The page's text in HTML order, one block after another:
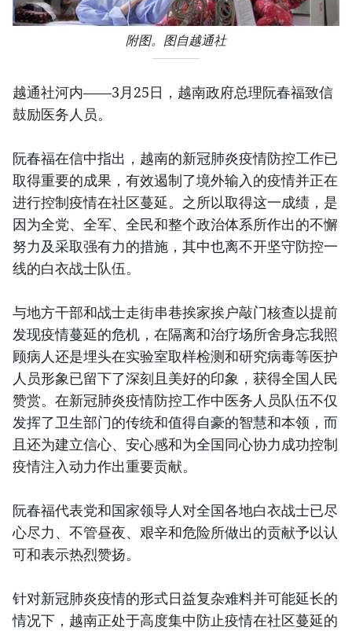
附图。图自越通社
越通社河内——3月25日，越南政府总理阮春福致信
鼓励医务人员。
阮春福在信中指出，越南的新冠肺炎疫情防控工作已
取得重要的成果，有效遏制了境外输入的疫情并正在
进行控制疫情在社区蔓延。之所以取得这一成绩，是
因为全党、全军、全民和整个政治体系所作出的不懈
努力及采取强有力的措施，其中也离不开坚守防控一
线的白衣战士队伍。
与地方干部和战士走街串巷挨家挨户敲门核查以提前
发现疫情蔓延的危机，在隔离和治疗场所舍身忘我照
顾病人还是埋头在实验室取样检测和研究病毒等医护
人员形象已留下了深刻且美好的印象，获得全国人民
赞赏。在新冠肺炎疫情防控工作中医务人员队伍不仅
发挥了卫生部门的传统和值得自豪的智慧和本领，而
且还为建立信心、安心感和为全国同心协力成功控制
疫情注入动力作出重要贡献。
阮春福代表党和国家领导人对全国各地白衣战士已尽
心尽力、不管昼夜、艰辛和危险所做出的贡献予以认
可和表示热烈赞扬。
针对新冠肺炎疫情的形式日益复杂难料并可能延长的
情况下，越南正处于高度集中防止疫情在社区蔓延的